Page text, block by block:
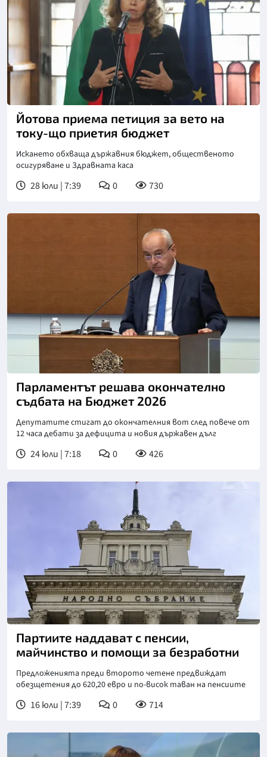
Снимка: БТА
Йотова приема петиция за вето на
току-що приетия бюджет
Искането обхваща държавния бюджет, общественото
осигуряване и Здравната каса
28 юли | 7:39 0 730
Парламентът решава окончателно
съдбата на Бюджет 2026
Депутатите стигат до окончателния вот след повече от
12 часа дебати за дефицита и новия държавен дълг
24 юли | 7:18 0 426
Партиите наддават с пенсии,
майчинство и помощи за безработни
Предложенията преди второто четене предвиждат
обезщетения до 620,20 евро и по-висок таван на пенсиите
16 юли | 7:39 0 714